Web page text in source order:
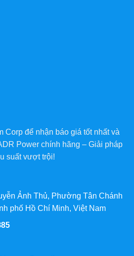
Corp để nhận báo giá tốt nhất và
Power chính hãng – Giải pháp
suất vượt trội!
Ảnh Thủ, Phường Tân Chánh
phố Hồ Chí Minh, Việt Nam